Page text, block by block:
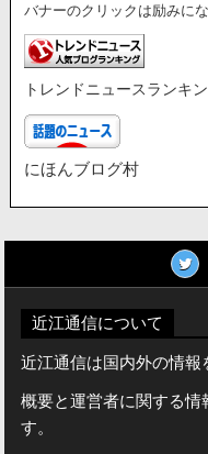
バナーのクリックは励みにな
トレンドニュースランキ
にほんブログ村
近江通信について
近江通信は国内外の情報
概要と運営者に関する情
す。